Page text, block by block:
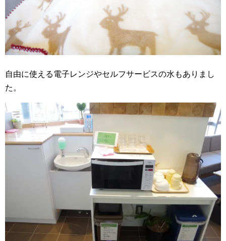
自由に使える電子レンジやセルフサービスの水もありまし
た。